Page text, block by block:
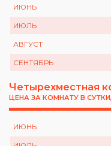
ИЮНЬ
ИЮЛЬ
АВГУСТ
СЕНТЯБРЬ
Четырехместная
ЦЕНА ЗА КОМНАТУ В
ИЮНЬ